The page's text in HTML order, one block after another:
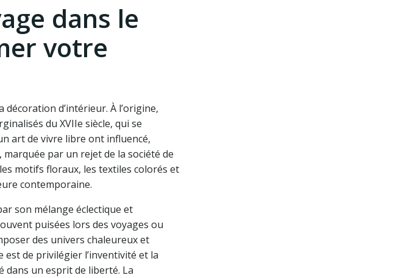
dans le
votre
d’intérieur. À l’origine,
du XVIIe siècle, qui se
art de vivre libre ont influencé,
par un rejet de la société de
motifs floraux, les textiles colorés et
contemporaine.
son mélange éclectique et
puisées lors des voyages ou
des univers chaleureux et
de privilégier l’inventivité et la
dans un esprit de liberté. La